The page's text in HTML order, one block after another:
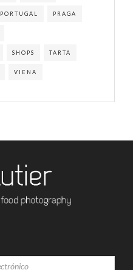
PORTUGAL PRAGA
SHOPS TARTA
VIENA